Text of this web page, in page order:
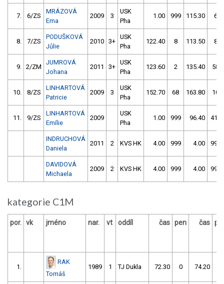
7. 6/ZS
MRÁZOVÁ
Ema
2009 3
USK
Pha
1.00 999 115.30 6
8. 7/ZS
PODUŠKOVÁ
Jůlie
2010 3+
USK
Pha
122.40 8 113.50 8
9. 2/ZM
JUMROVÁ
Johana
2011 3+
USK
Pha
123.60 2 135.40 58
10. 8/ZS
LINHARTOVÁ
Patricie
2009 3
USK
Pha
152.70 68 163.80 10
11. 9/ZS
LINHARTOVÁ
Emílie
2009
USK
Pha
1.00 999 96.40 412
INDRUCHOVÁ
Daniela
2011 2 KVS HK 4.00 999 4.00 999
DAVIDOVÁ
Michaela
2009 2 KVS HK 4.00 999 4.00 999
kategorie C1M
por. vk jméno nar. vt oddíl čas pen čas
1.
RAK
Tomáš
1989 1 TJ Dukla 72.30 0 74.20